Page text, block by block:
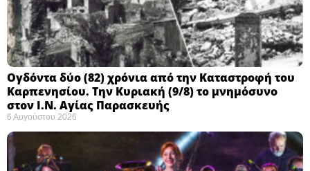
Ογδόντα δύο (82) χρόνια από την Καταστροφή του
Καρπενησίου. Την Κυριακή (9/8) το μνημόσυνο
στον Ι.Ν. Αγίας Παρασκευής
6 Αυγούστου 2026